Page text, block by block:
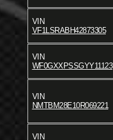
VIN
VF1LSRABH42873305
VIN
WF0GXXPSSGYY11123
VIN
NMTBM28E10R069221
VIN